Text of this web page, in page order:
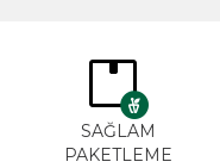
SAĞLAM
PAKETLEME